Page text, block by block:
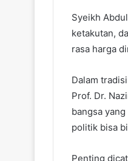
Syeikh
ketakutan,
rasa harga
Dalam
Prof. Dr.
bangsa
politik bisa
Penting